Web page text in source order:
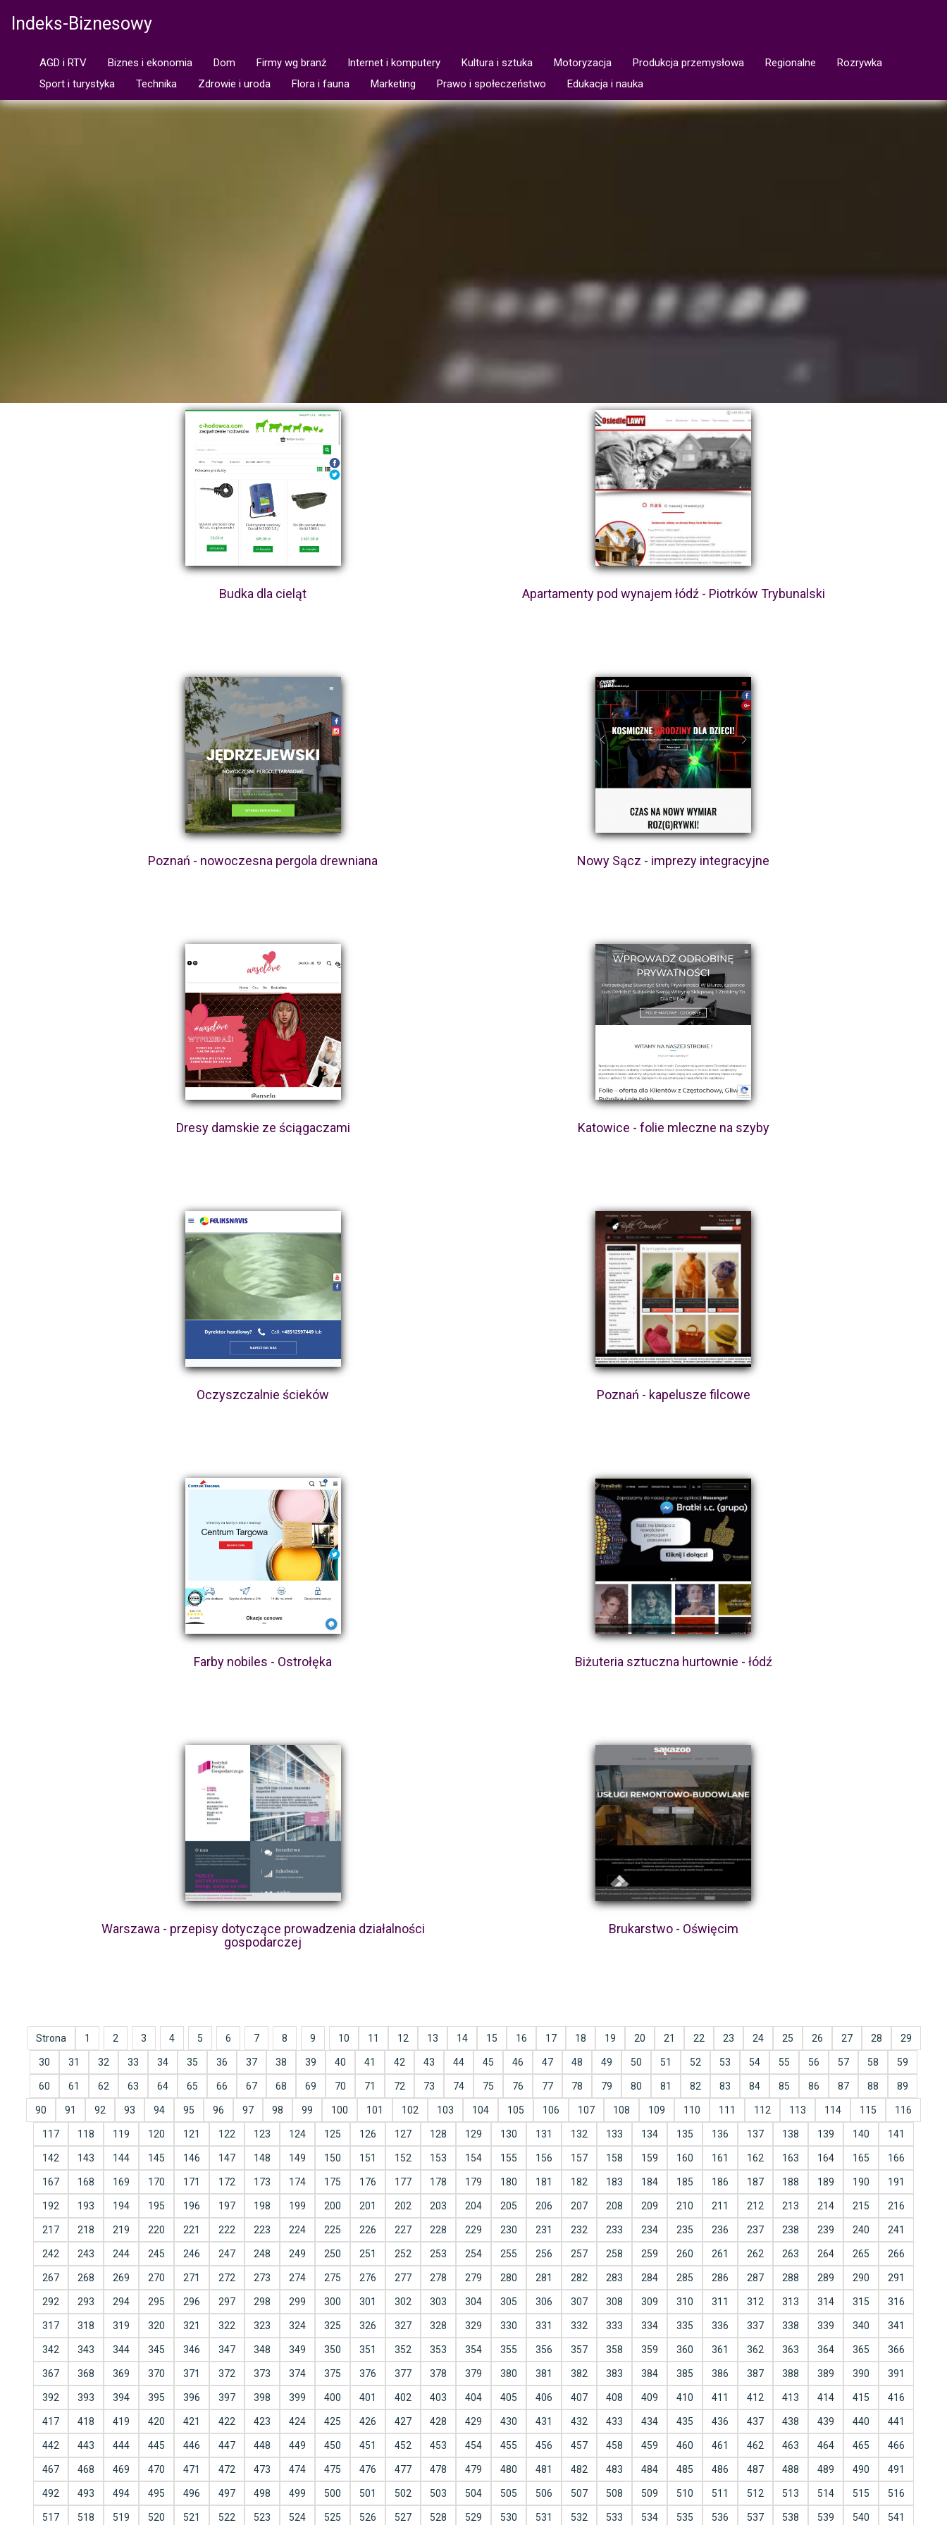
Indeks-Biznesowy
AGD i RTV Biznes i ekonomia Dom Firmy wg branż Internet i komputery Kultura i sztuka Motoryzacja Produkcja przemysłowa Regionalne
Rozrywka
Sport i turystyka
Technika Zdrowie i uroda Flora i fauna Marketing Prawo i społeczeństwo Edukacja i nauka
Budka dla cieląt Apartamenty pod wynajem łódź - Piotrków Trybunalski
Poznań - nowoczesna pergola drewniana Nowy Sącz - imprezy integracyjne
Dresy damskie ze ściągaczami Katowice - folie mleczne na szyby
Oczyszczalnie ścieków Poznań - kapelusze filcowe
Farby nobiles - Ostrołęka Biżuteria sztuczna hurtownie - łódź
Warszawa - przepisy dotyczące prowadzenia działalności
gospodarczej
Brukarstwo - Oświęcim
Strona 1 2 3 4 5 6 7 8 9 10 11 12 13 14 15 16 17 18 19 20 21 22 23 24 25 26 27 28 29
30 31 32 33 34 35 36 37 38 39 40 41 42 43 44 45 46 47 48 49 50 51 52 53 54 55 56 57 58 59
60 61 62 63 64 65 66 67 68 69 70 71 72 73 74 75 76 77 78 79 80 81 82 83 84 85 86 87 88 89
90 91 92 93 94 95 96 97 98 99 100 101 102 103 104 105 106 107 108 109 110 111 112 113 114 115 116
117 118 119 120 121 122 123 124 125 126 127 128 129 130 131 132 133 134 135 136 137 138 139 140 141
142 143 144 145 146 147 148 149 150 151 152 153 154 155 156 157 158 159 160 161 162 163 164 165 166
167 168 169 170 171 172 173 174 175 176 177 178 179 180 181 182 183 184 185 186 187 188 189 190 191
192 193 194 195 196 197 198 199 200 201 202 203 204 205 206 207 208 209 210 211 212 213 214 215 216
217 218 219 220 221 222 223 224 225 226 227 228 229 230 231 232 233 234 235 236 237 238 239 240 241
242 243 244 245 246 247 248 249 250 251 252 253 254 255 256 257 258 259 260 261 262 263 264 265 266
267 268 269 270 271 272 273 274 275 276 277 278 279 280 281 282 283 284 285 286 287 288 289 290 291
292 293 294 295 296 297 298 299 300 301 302 303 304 305 306 307 308 309 310 311 312 313 314 315 316
317 318 319 320 321 322 323 324 325 326 327 328 329 330 331 332 333 334 335 336 337 338 339 340 341
342 343 344 345 346 347 348 349 350 351 352 353 354 355 356 357 358 359 360 361 362 363 364 365 366
367 368 369 370 371 372 373 374 375 376 377 378 379 380 381 382 383 384 385 386 387 388 389 390 391
392 393 394 395 396 397 398 399 400 401 402 403 404 405 406 407 408 409 410 411 412 413 414 415 416
417 418 419 420 421 422 423 424 425 426 427 428 429 430 431 432 433 434 435 436 437 438 439 440 441
442 443 444 445 446 447 448 449 450 451 452 453 454 455 456 457 458 459 460 461 462 463 464 465 466
467 468 469 470 471 472 473 474 475 476 477 478 479 480 481 482 483 484 485 486 487 488 489 490 491
492 493 494 495 496 497 498 499 500 501 502 503 504 505 506 507 508 509 510 511 512 513 514 515 516
517 518 519 520 521 522 523 524 525 526 527 528 529 530 531 532 533 534 535 536 537 538 539 540 541